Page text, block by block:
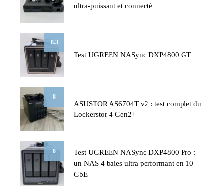
ultra-puissant et connecté
8.3
Test UGREEN NASync DXP4800 GT
8
ASUSTOR AS6704T v2 : test complet du
Lockerstor 4 Gen2+
8
Test UGREEN NASync DXP4800 Pro :
un NAS 4 baies ultra performant en 10
GbE